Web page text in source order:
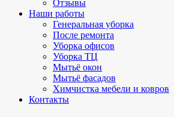
Отзывы
Наши работы
Генеральная уборка
После ремонта
Уборка офисов
Уборка ТЦ
Мытьё окон
Мытьё фасадов
Химчистка мебели и ковров
Контакты